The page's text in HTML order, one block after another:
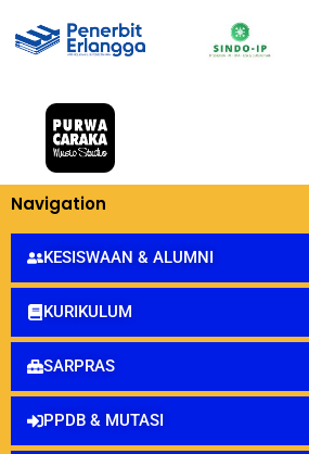
Navigation
KESISWAAN & ALUMNI
KURIKULUM
SARPRAS
PPDB & MUTASI